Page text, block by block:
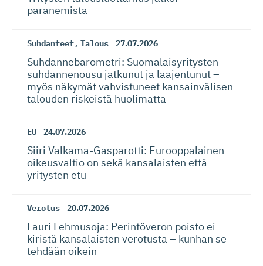
paranemista
Suhdanteet, Talous 27.07.2026
Suhdanneba­ro­metri: Suomalaisy­ri­tysten
suhdannenousu jatkunut ja laajentunut –
myös näkymät vahvistuneet kansainvälisen
talouden riskeistä huolimatta
EU 24.07.2026
Siiri Valkama-Gas­pa­rotti: Eurooppalainen
oikeusvaltio on sekä kansalaisten että
yritysten etu
Verotus 20.07.2026
Lauri Lehmusoja: Perintöveron poisto ei
kiristä kansalaisten verotusta – kunhan se
tehdään oikein